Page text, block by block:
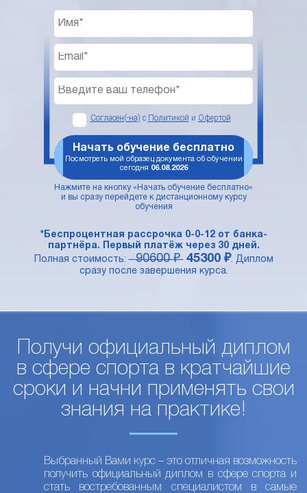
Согласен(-на) с Политикой и Офертой
Начать обучение бесплатно
Посмотреть мой образец документа об обучении
сегодня 06.08.2026
Нажмите на кнопку «Начать обучение бесплатно»
и вы сразу перейдете к дистанционному курсу
обучения
*Беспроцентная рассрочка 0-0-12 от банка-
партнёра. Первый платёж через 30 дней.
Полная стоимость:90600 ₽ 45300 ₽. Диплом
сразу после завершения курса.
Получи официальный диплом
в сфере спорта в кратчайшие
сроки и начни применять свои
знания на практике!
Выбранный Вами курс – это отличная возможность
получить официальный диплом в сфере спорта и
стать востребованным специалистом в самые